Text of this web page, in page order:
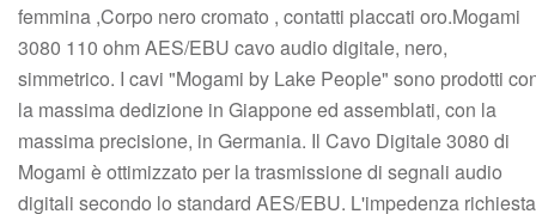
femmina ,Corpo nero cromato , contatti placcati oro.Mogami
3080 110 ohm AES/EBU cavo audio digitale, nero,
simmetrico. I cavi "Mogami by Lake People" sono prodotti
la massima dedizione in Giappone ed assemblati, con la
massima precisione, in Germania. Il Cavo Digitale 3080 di
Mogami è ottimizzato per la trasmissione di segnali audio
digitali secondo lo standard AES/EBU. L'impedenza richiesta